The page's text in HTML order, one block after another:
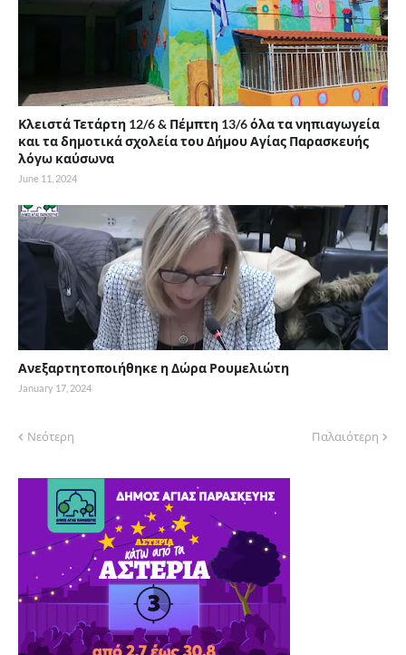
Κλειστά Τετάρτη 12/6 & Πέμπτη 13/6 όλα τα νηπιαγωγεία
και τα δημοτικά σχολεία του Δήμου Αγίας Παρασκευής
λόγω καύσωνα
June 11, 2024
Ανεξαρτητοποιήθηκε η Δώρα Ρουμελιώτη
January 17, 2024
Νεότερη Παλαιότερη